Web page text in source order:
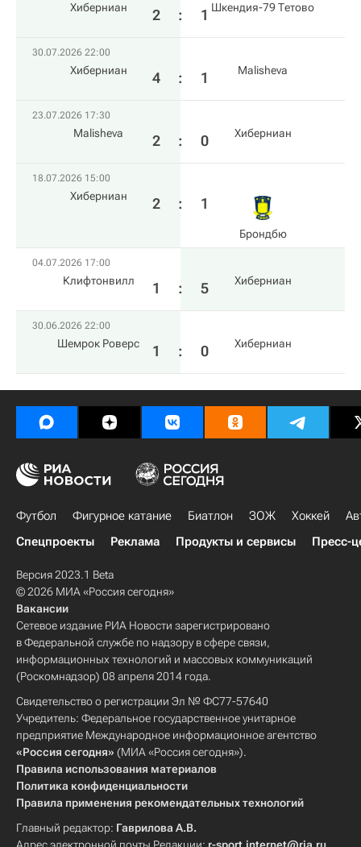
Хиберниан 2 : 1 Шкендия-79 Тетово
30.07.2026 22:00
Хиберниан 4 : 1 Malisheva
23.07.2026 17:30
Malisheva 2 : 0 Хиберниан
18.07.2026 15:00
Хиберниан 2 : 1
Брондбю
04.07.2026 17:00
Клифтонвилл 1 : 5 Хиберниан
30.06.2026 22:00
Шемрок Роверс 1 : 0 Хиберниан
Футбол Фигурное катание Биатлон ЗОЖ Хоккей
Спецпроекты
Реклама Продукты и сервисы Пресс-
Версия 2023.1 Beta
© 2026 МИА «Россия сегодня»
Вакансии
Сетевое издание РИА Новости зарегистрировано
в Федеральной службе по надзору в сфере связи,
информационных технологий и массовых коммуникаций
(Роскомнадзор) 08 апреля 2014 года.
Свидетельство о регистрации Эл № ФС77-57640
Учредитель: Федеральное государственное унитарное
предприятие Международное информационное агентство
«Россия сегодня» (МИА «Россия сегодня»).
Правила использования материалов
Политика конфиденциальности
Правила применения рекомендательных технологий
Главный редактор: Гаврилова А.В.